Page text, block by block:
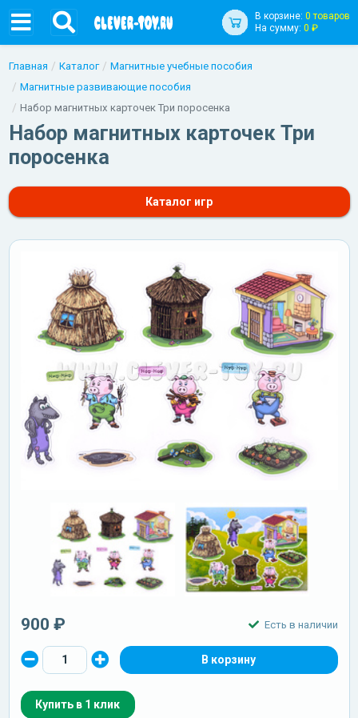
В корзине: 0 товаров
На сумму: 0 ₽
Главная Каталог
Магнитные учебные пособия
Магнитные развивающие пособия
Набор магнитных карточек Три поросенка
Набор магнитных карточек Три
поросенка
Каталог игр
900 ₽ Есть в наличии
Купить в 1 клик